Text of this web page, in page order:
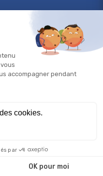
- Tous droits